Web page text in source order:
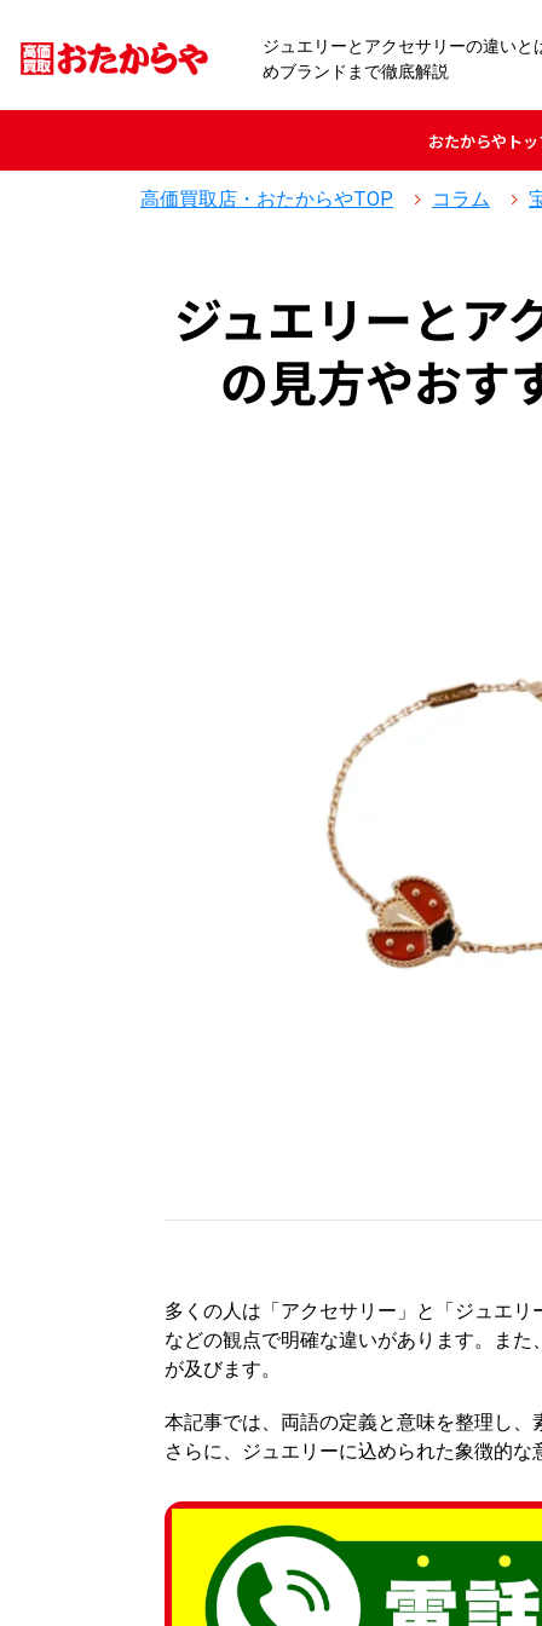
ジュエリーとアクセサリーの違いと
めブランドまで徹底解説
おたからや ト
高価買取店・おたからやTOP コラム
ジュエリーとア
の見方やおす
多くの人は「アクセサリー」と「ジュエ
などの観点で明確な違いがあります。ま
が及びます。
本記事では、両語の定義と意味を整理し
さらに、ジュエリーに込められた象徴的